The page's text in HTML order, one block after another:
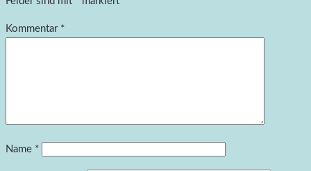
Kommentar *
Name *